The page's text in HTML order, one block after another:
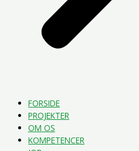
FORSIDE
PROJEKTER
OM OS
KOMPETENCER